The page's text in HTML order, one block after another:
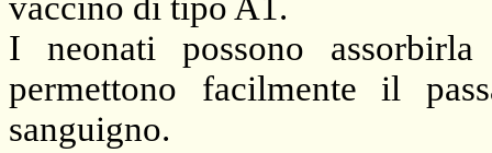
I neonati possono
permettono facilmente il
sanguigno.